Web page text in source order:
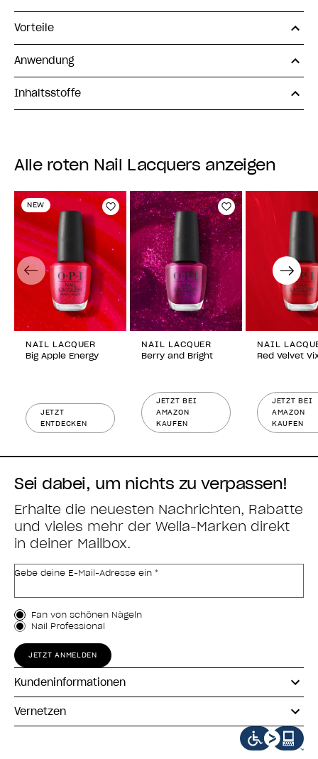
Vorteile
Anwendung
Inhaltsstoffe
Alle roten Nail Lacquers anzeigen
NEW
Zur Wunschliste hinzufügen
NAIL LACQUER
Big Apple Energy
JETZT
ENTDECKEN
Zur
NAIL LACQUER
Berry and Bright
JETZT BEI
AMAZON
KAUFEN
NAIL
Red Velvet
JETZT BEI
AMAZON
KAUFEN
Previous Next
Sei dabei, um nichts zu verpassen!
Erhalte die neuesten Nachrichten, Rabatte
und vieles mehr der Wella-Marken direkt
in deiner Mailbox.
Gebe deine E-Mail-Adresse ein *
Kundenart
Fan von schönen Nägeln
Nail Professional
JETZT ANMELDEN
Kundeninformationen
Vernetzen